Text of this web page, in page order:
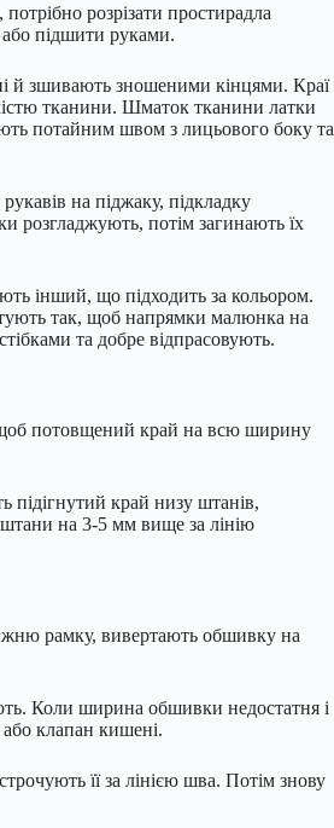
розрізати простирадла
підшити руками.
й зшивають зношеними кінцями. Краї
тканини. Шматок тканини латки
потайним швом з лицьового боку та
на піджаку, підкладку
розгладжують, потім загинають їх
інший, що підходить за кольором.
так, щоб напрямки малюнка на
та добре відпрасовують.
щоб потовщений край на всю ширину
край низу штанів,
штани на 3-5 мм вище за лінію
рамку, вивертають обшивку на
Коли ширина обшивки недостатня і
клапан кишені.
її за лінією шва. Потім знову